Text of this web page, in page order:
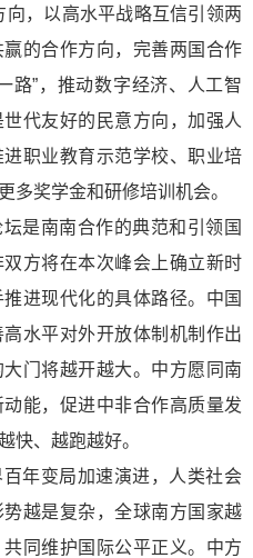
向，以高水平战略互信引领两
的合作方向，完善两国合作
路”，推动数字经济、人工智
代友好的民意方向，加强人
职业教育示范学校、职业培
多奖学金和研修培训机会。
是南南合作的典范和引领国
方将在本次峰会上确立新时
进现代化的具体路径。中国
水平对外开放体制机制作出
门将越开越大。中方愿同南
能，促进中非合作高质量发
快、越跑越好。
年变局加速演进，人类社会
越是复杂，全球南方国家越
同维护国际公平正义。中方